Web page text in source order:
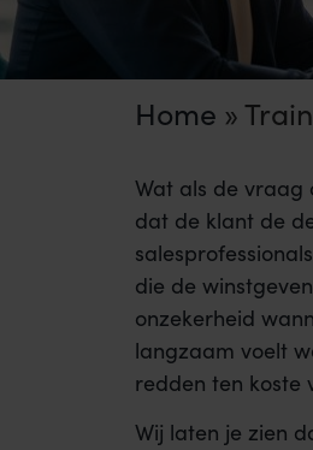
Home »
Wat als de vraag
dat de klant de
die de
onzekerheid
langzaam voelt
redden ten koste
Wij laten je zien